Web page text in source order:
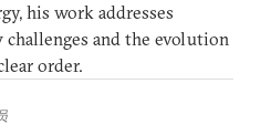
his work addresses
challenges and the evolution
order.